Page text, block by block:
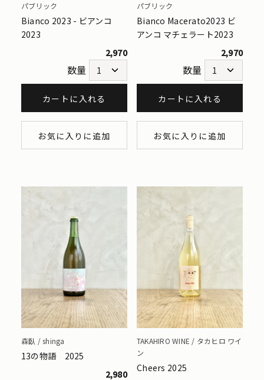
パブリック
Bianco 2023 - ビアンコ
2023
2,970
数量
カートに入れる
お気に入りに追加
パブリック
Bianco Macerato2023 ビ
アンコ マチェラート2023
2,970
数量
カートに入れる
お気に入りに追加
森臥 / shinga
13の物語 2025
2,980
TAKAHIRO WINE / タカヒロ ワイ
ン
Cheers 2025